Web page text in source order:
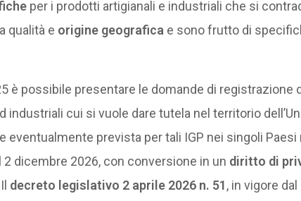
per i prodotti artigianali e industriali che si
qualità e origine geografica e sono frutto di
è possibile presentare le domande di registrazione
industriali cui si vuole dare tutela nel territorio
eventualmente prevista per tali IGP nei singoli
dicembre 2026, con conversione in un diritto di
decreto legislativo 2 aprile 2026 n. 51, in vigore